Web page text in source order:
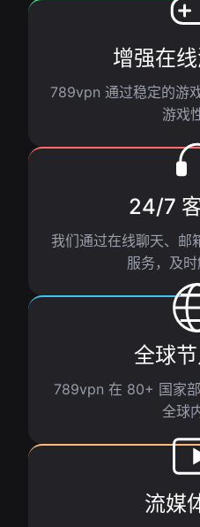
增强在
789vpn 通过稳定的游
游戏
24/7
我们通过在线聊天、邮
服务，及时
全球
789vpn 在 80+ 国家
全球
流媒